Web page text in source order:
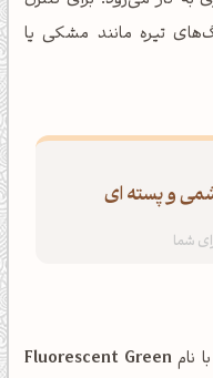
تیره مانند مشکی یا
و پسته ای
نامFluorescent Green